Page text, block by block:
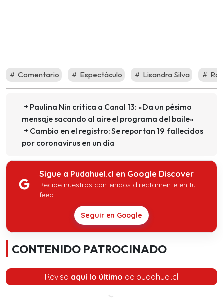
Comentario Espectáculo Lisandra Silva
Paulina Nin critica a Canal 13: «Da un pésimo
mensaje sacando al aire el programa del baile»
Cambio en el registro: Se reportan 19 fallecidos
por coronavirus en un día
Sigue a Pudahuel.cl en Google Discover
Recibe nuestros contenidos directamente en tu
feed.
Seguir en Google
CONTENIDO PATROCINADO
Revisa aquí lo último de pudahuel.cl